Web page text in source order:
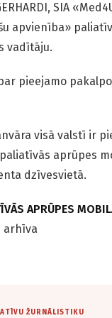
SIA
apvienība»
vadītāju.
pieejamo
visā valstī ir
aprūpes
dzīvesvietā.
APRŪPES
arhīva
ŽURNĀLISTIKU